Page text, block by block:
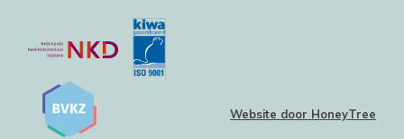
Website door HoneyTree